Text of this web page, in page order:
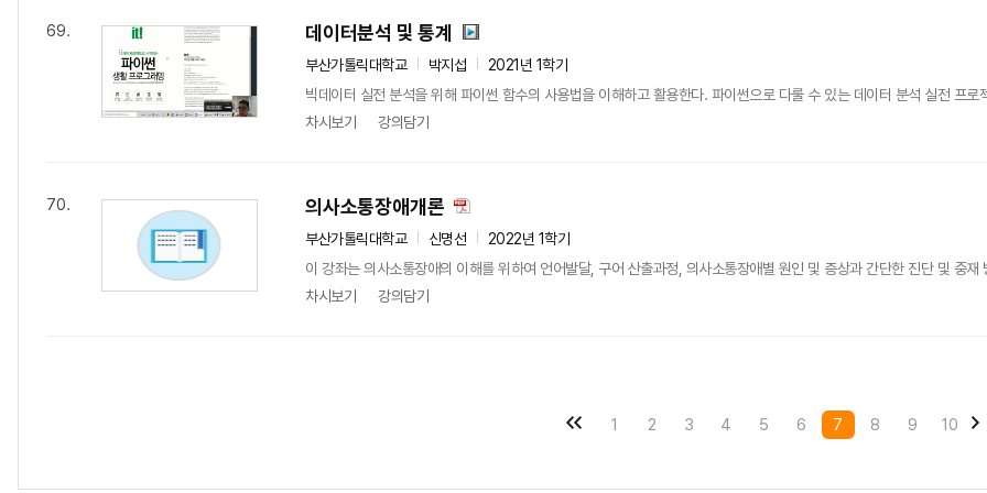
69. 데이터분석 및 통계
부산가톨릭대학교 박지섭
2021년 1학기
빅데이터 실전 분석을 위해 파이썬 함수의 사용법을 이해하고 활용한다. 파이썬으로 다룰 수 있는 데이터 분석 실전 프로
차시보기
강의담기
70. 의사소통장애개론
부산가톨릭대학교 신명선
2022년 1학기
이 강좌는 의사소통장애의 이해를 위하여 언어발달, 구어 산출과정, 의사소통장애별 원인 및 증상과 간단한 진단 및 중재
차시보기
강의담기
1 2 3 4 5 6 7 8 9 10